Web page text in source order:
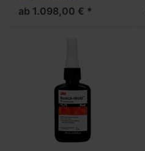
ab 1.098,00 € *